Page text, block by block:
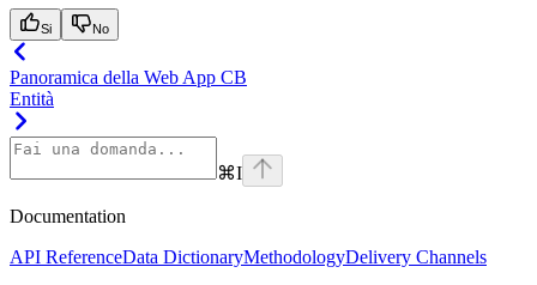
Si No
Panoramica della Web App CB
Entità
⌘I
Documentation
API ReferenceData DictionaryMethodologyDelivery Channels